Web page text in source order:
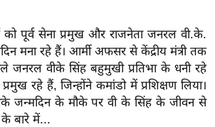
पूर्व सेना प्रमुख और राजनेता जनरल वी.के.
मना रहे हैं। आर्मी अफसर से केंद्रीय मंत्री तक
जनरल वीके सिंह बहुमुखी प्रतिभा के धनी रहे
रहे हैं, जिन्होंने कमांडो में प्रशिक्षण लिया।
जन्मदिन के मौके पर वी के सिंह के जीवन से
बारे में...